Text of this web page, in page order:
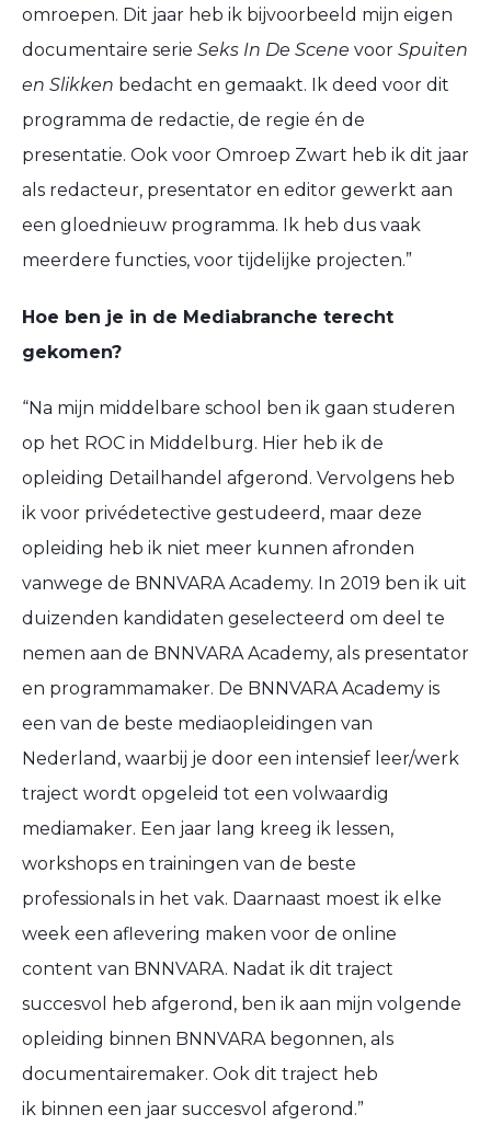
omroepen. Dit jaar heb ik bijvoorbeeld mijn eigen
documentaire serie Seks In De Scene voor Spuiten
en Slikken bedacht en gemaakt. Ik deed voor dit
programma de redactie, de regie én de
presentatie. Ook voor Omroep Zwart heb ik dit jaar
als redacteur, presentator en editor gewerkt aan
een gloednieuw programma. Ik heb dus vaak
meerdere functies, voor tijdelijke projecten.”
Hoe ben je in de Mediabranche terecht
gekomen?
“Na mijn middelbare school ben ik gaan studeren
op het ROC in Middelburg. Hier heb ik de
opleiding Detailhandel afgerond. Vervolgens heb
ik voor privédetective gestudeerd, maar deze
opleiding heb ik niet meer kunnen afronden
vanwege de BNNVARA Academy. In 2019 ben ik uit
duizenden kandidaten geselecteerd om deel te
nemen aan de BNNVARA Academy, als presentator
en programmamaker. De BNNVARA Academy is
een van de beste mediaopleidingen van
Nederland, waarbij je door een intensief leer/werk
traject wordt opgeleid tot een volwaardig
mediamaker. Een jaar lang kreeg ik lessen,
workshops en trainingen van de beste
professionals in het vak. Daarnaast moest ik elke
week een aflevering maken voor de online
content van BNNVARA. Nadat ik dit traject
succesvol heb afgerond, ben ik aan mijn volgende
opleiding binnen BNNVARA begonnen, als
documentairemaker. Ook dit traject heb
ik binnen een jaar succesvol afgerond.”